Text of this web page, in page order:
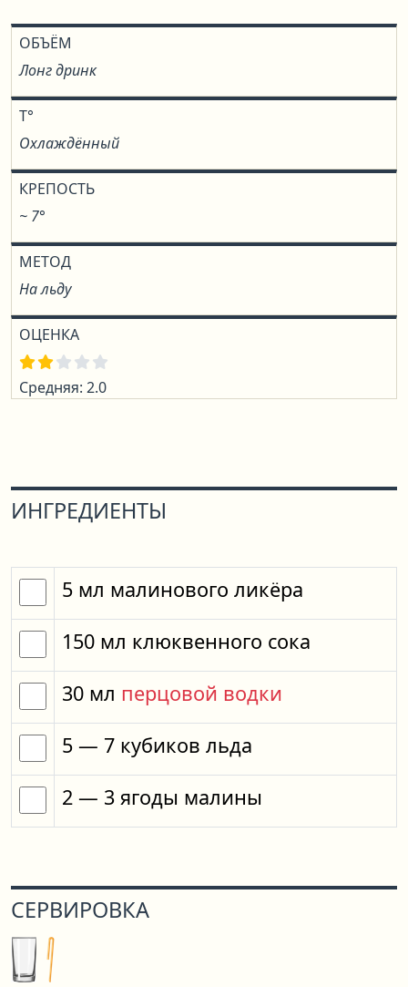
ОБЪЁМ
Лонг дринк
T°
Охлаждённый
КРЕПОСТЬ
~ 7°
МЕТОД
На льду
ОЦЕНКА
Средняя: 2.0
ИНГРЕДИЕНТЫ
5 мл малинового ликёра
150 мл клюквенного сока
30 мл перцовой водки
5 — 7 кубиков льда
2 — 3 ягоды малины
СЕРВИРОВКА